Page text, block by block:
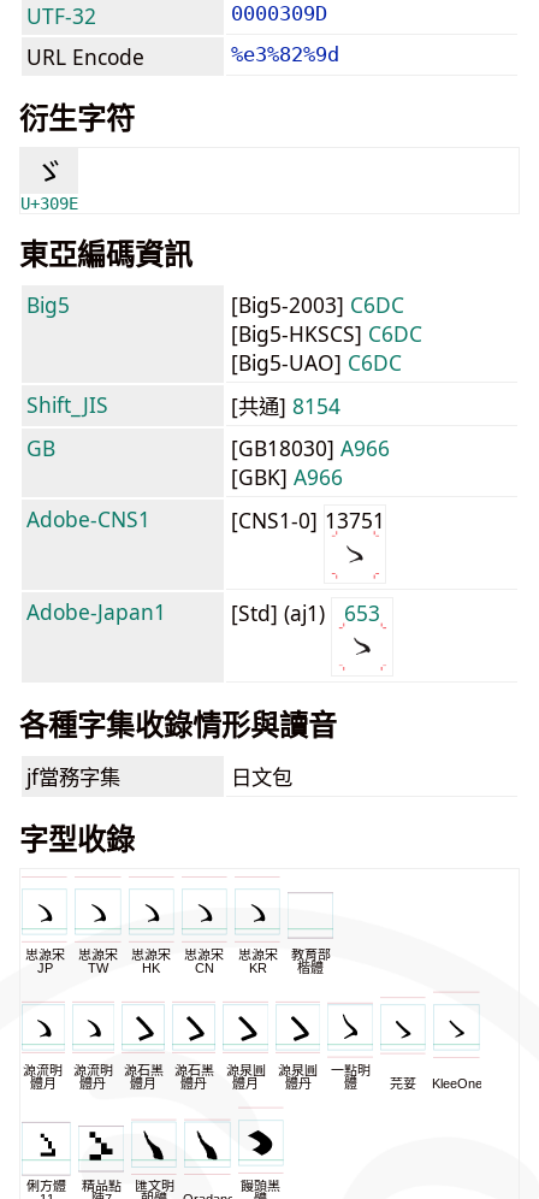
UTF-32 0000309D
URL Encode %e3%82%9d
衍生字符
ゞ
U+309E
東亞編碼資訊
Big5 [Big5-2003] C6DC
[Big5-HKSCS] C6DC
[Big5-UAO] C6DC
Shift_JIS
[共通] 8154
GB
[GB18030] A966
[GBK] A966
Adobe-CNS1
[CNS1-0] 13751
Adobe-Japan1 [Std] (aj1) 653
各種字集收錄情形與讀音
jf當務字集 日文包
字型收錄
思源宋
JP
思源宋
TW
思源宋
HK
思源宋
CN
思源宋
KR
教育部
楷體
源流明
體月
源流明
體丹
源石黑
體月
源石黑
體丹
源泉圓
體月
源泉圓
體丹
一點明
體
芫荽 KleeOne
俐方體
精品點
匯文明
饅頭黑